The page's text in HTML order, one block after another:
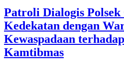
Patroli Dialogis
Kedekatan dengan
Kewaspadaan
Kamtibmas